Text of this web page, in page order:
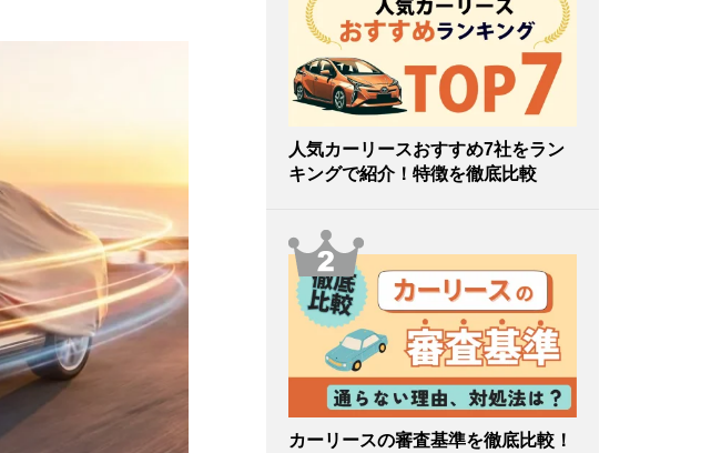
人気カーリースおすすめ7社をラン
キングで紹介！特徴を徹底比較
カーリースの審査基準を徹底比較！